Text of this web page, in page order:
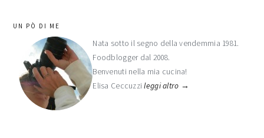
barra
laterale
primaria
UN PÒ DI ME
Nata sotto il segno della vendemmia 1981.
Foodblogger dal 2008.
Benvenuti nella mia cucina!
Elisa Ceccuzzileggi altro →